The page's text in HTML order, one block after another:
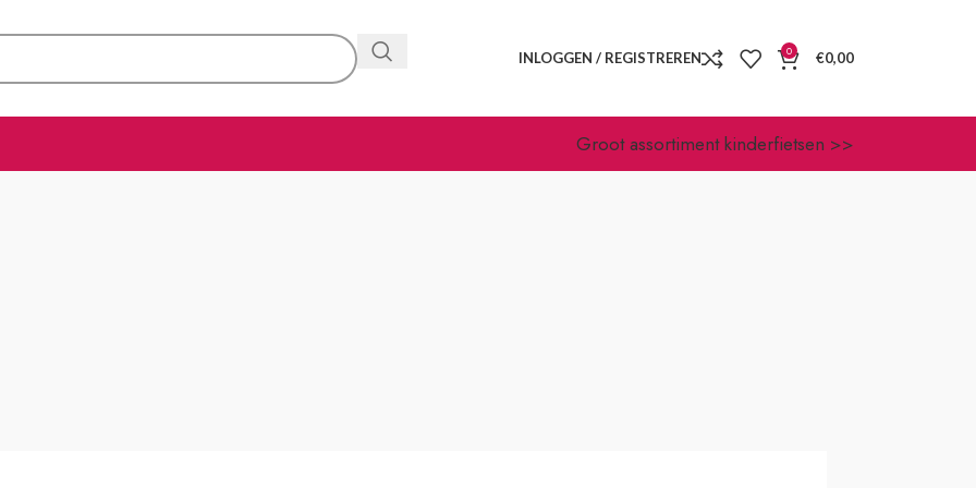
INLOGGEN / REGISTREREN 0 €0,00
Groot assortiment kinderfietsen >>